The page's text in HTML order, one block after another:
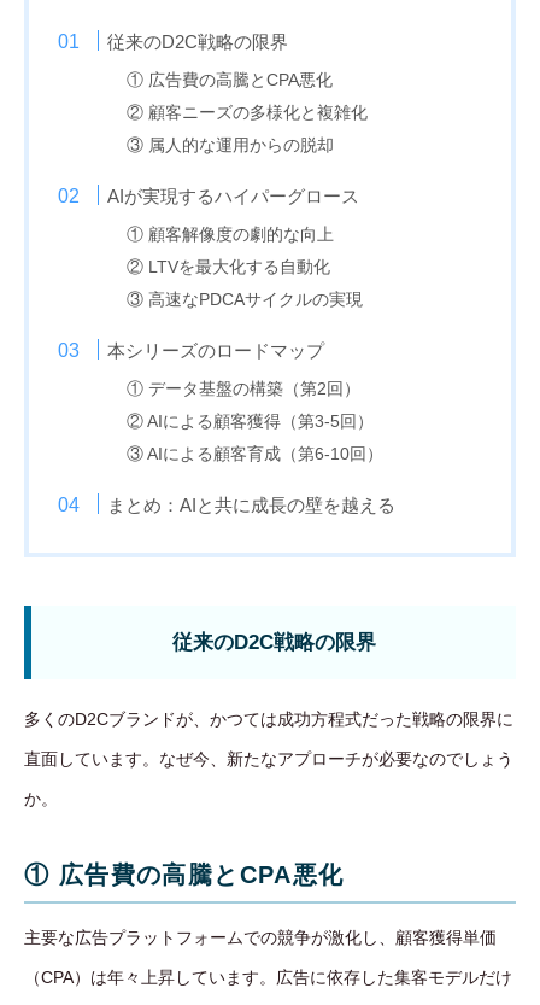
従来のD2C戦略の限界
① 広告費の高騰とCPA悪化
② 顧客ニーズの多様化と複雑化
③ 属人的な運用からの脱却
AIが実現するハイパーグロース
① 顧客解像度の劇的な向上
② LTVを最大化する自動化
③ 高速なPDCAサイクルの実現
本シリーズのロードマップ
① データ基盤の構築（第2回）
② AIによる顧客獲得（第3-5回）
③ AIによる顧客育成（第6-10回）
まとめ：AIと共に成長の壁を越える
従来のD2C戦略の限界
多くのD2Cブランドが、かつては成功方程式だった戦略の限界に
直面しています。なぜ今、新たなアプローチが必要なのでしょう
か。
① 広告費の高騰とCPA悪化
主要な広告プラットフォームでの競争が激化し、顧客獲得単価
（CPA）は年々上昇しています。広告に依存した集客モデルだけ